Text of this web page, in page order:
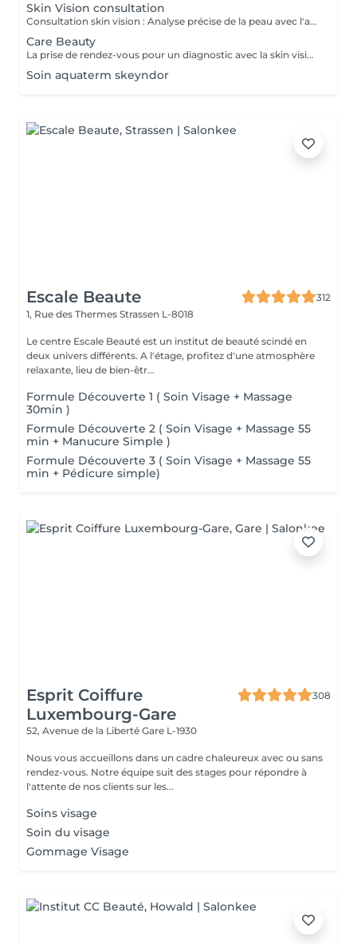
Skin Vision consultation
Consultation skin vision : Analyse précise de la peau avec l'appareil EF Skin Vision. Chaque peaux étant uniques, nous analysons l'ensemble des besoins de votre peau en apportant un diagnostic personnalisé. L'appareil de diagnostic effectue une analyse complète en se basant sur neuf paramètres spécifiques en déterminant l'identité de votre peau. La prise de rendez-vous pour un diagnostic avec la skin vision est obligatoire et gratuite avant la réalisation des protocoles Care.
Care Beauty
La prise de rendez-vous pour un diagnostic avec la skin vision est obligatoire et gratuite avant la réalisation de tous protocoles Care. - Soin Advanced clean Care : Votre peau est nettoyée en profondeur grâce à l'Ultra Scrubbeur. Ce soin permet d'éliminer les cellules mortes de la peau, les tâches pigmentaires et les toxines. Il stimule les cellules de la peau et améliore la texture de celle-ci. - Soin Expert : Le soin Expert est un soin manuel aux produits très actifs qui rendent le soin très efficace. Nous travaillerons en profondeur, pour répondre aux besoins spécifiques de votre peau. - Soin Advanced Glow : Soin visage oxygénant qui redonne de l'éclat eaux peaux les plus ternes. La peau est parfaitement nettoyé, le teint est ravivé par une double exfoliation. Elle est plus lisse et rayonnante grâce à l'Oxy-Booster. - Soin Advanced Youth : Association de deux technologies (l'Utra Scrubbeur et l'Oxy Booster) qui vont nous permettre de désintoxiquer et d'uniformiser votre teint. Votre peau est ravivée. - Soin Advanced anti-aging : Soin associant 2 technologies qui travaillent en symbiose et en profondeur (Sono Lifteur et l'Oxy Booster) sur les peaux fatiguées. Il permet de lutter contre les rides, le relâchement cutané et pour nos plus jeunes les cicatrices d'acné. - Soin High-tech : Ce soin exclusif réuni 4 technologies de pointes pour un résultat 100% efficace et sur mesure. Avec l'Ultra Scrubbeur les toxines sont éliminées, les tâches pigmentaires atténuées. Votre texture de peau est améliorée grâce à la stimulation du renouvellement cellulaire. Les principes actifs des produits pénètrent profondément grâce au Sono Lifteur. Celui-ci permet également d'agir sur les cicatrices d'acné. Le relâchement de la peau est atténué, l'ovale du visage est redessiné grâce au RF Tightener. L'Oxy Boosteur diminue les signes de fatigue de votre visage et du contour des yeux pour un effet lumineux. Le visage est visiblement plus jeune. La peau est plus ferme, plus lisse, plus rebondie. - Soin Eye Lift / soin des yeux : Soin intensif du contour des yeux. Le soin Eye Lift associé à un massage très efficace des points de pression permet d'atténuer poches et cernes. Vos rides sont lissées. Le regard est éclatant et les traces de fatigue sont éliminées.
Soin aquaterm skeyndor
Escale Beaute
312
1, Rue des Thermes Strassen L-8018
Le centre Escale Beauté est un institut de beauté scindé en
deux univers différents. A l'étage, profitez d'une atmosphère
relaxante, lieu de bien-êtr...
Formule Découverte 1 ( Soin Visage + Massage
30min )
Formule Découverte 2 ( Soin Visage + Massage 55
min + Manucure Simple )
Formule Découverte 3 ( Soin Visage + Massage 55
min + Pédicure simple)
Esprit Coiffure
Luxembourg-Gare
308
52, Avenue de la Liberté Gare L-1930
Nous vous accueillons dans un cadre chaleureux avec ou sans
rendez-vous. Notre équipe suit des stages pour répondre à
l'attente de nos clients sur les...
Soins visage
Soin du visage
Gommage Visage